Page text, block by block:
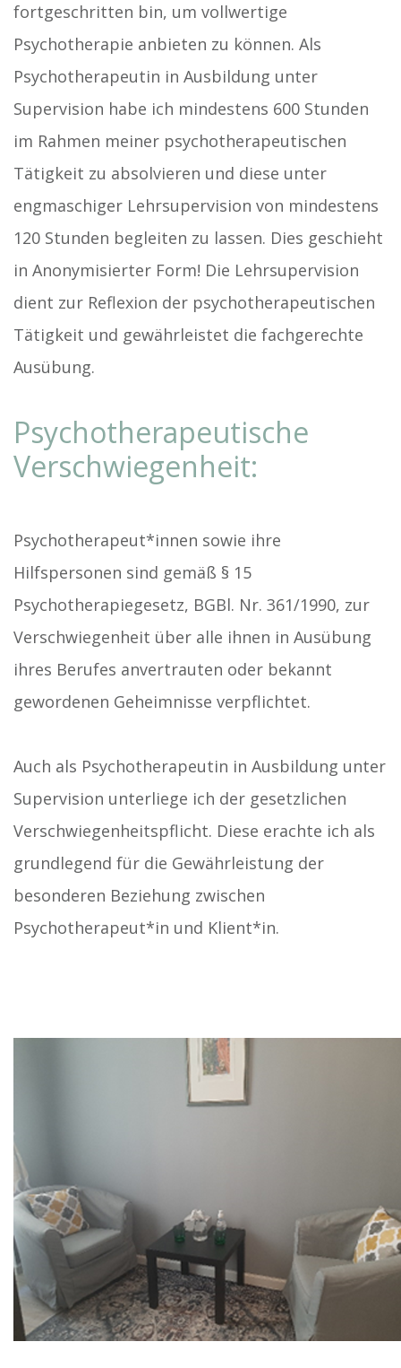
fortgeschritten bin, um vollwertige
Psychotherapie anbieten zu können. Als
Psychotherapeutin in Ausbildung unter
Supervision habe ich mindestens 600 Stunden
im Rahmen meiner psychotherapeutischen
Tätigkeit zu absolvieren und diese unter
engmaschiger Lehrsupervision von mindestens
120 Stunden begleiten zu lassen. Dies geschieht
in Anonymisierter Form! Die Lehrsupervision
dient zur Reflexion der psychotherapeutischen
Tätigkeit und gewährleistet die fachgerechte
Ausübung.
Psychotherapeutische
Verschwiegenheit:
Psychotherapeut*innen sowie ihre
Hilfspersonen sind gemäß § 15
Psychotherapiegesetz, BGBl. Nr. 361/1990, zur
Verschwiegenheit über alle ihnen in Ausübung
ihres Berufes anvertrauten oder bekannt
gewordenen Geheimnisse verpflichtet.
Auch als Psychotherapeutin in Ausbildung unter
Supervision unterliege ich der gesetzlichen
Verschwiegenheitspflicht. Diese erachte ich als
grundlegend für die Gewährleistung der
besonderen Beziehung zwischen
Psychotherapeut*in und Klient*in.